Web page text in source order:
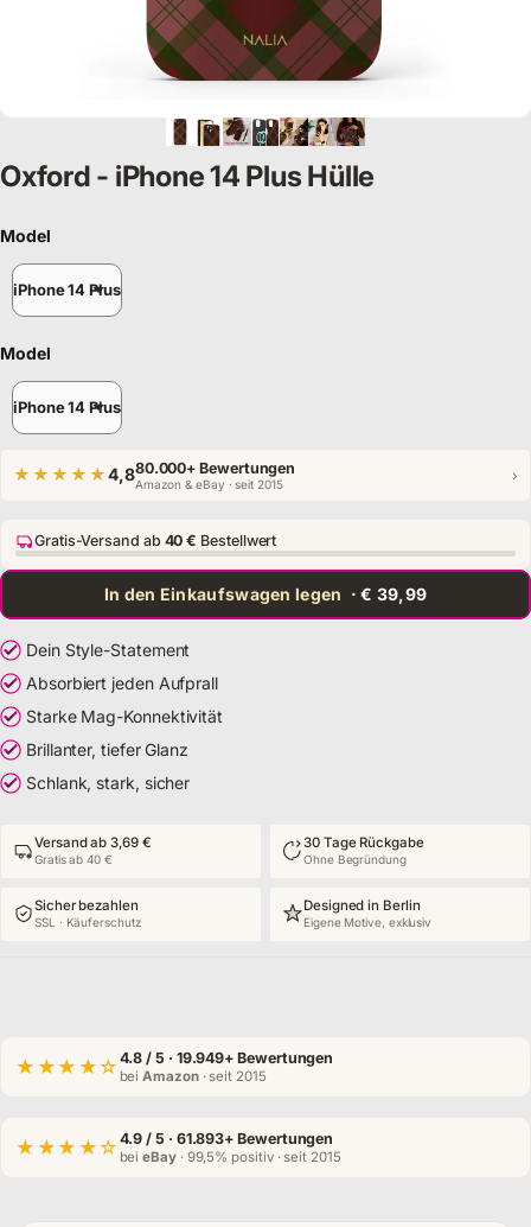
Oxford - iPhone 14 Plus Hülle
Model
Model
iPhone 14 Plus
Model
Model
iPhone 14 Plus
★★★★★4,880.000+ Bewertungen
Amazon & eBay · seit 2015 ›
Gratis-Versand ab 40 € Bestellwert
In den Einkaufswagen legen · € 39,99
Dein Style-Statement
Absorbiert jeden Aufprall
Starke Mag-Konnektivität
Brillanter, tiefer Glanz
Schlank, stark, sicher
Versand ab 3,69 €
Gratis ab 40 €
30 Tage Rückgabe
Ohne Begründung
Sicher bezahlen
SSL · Käuferschutz
Designed in Berlin
Eigene Motive, exklusiv
★★★★☆ 4.8 / 5 · 19.949+ Bewertungen
beiAmazon· seit 2015
★★★★☆ 4.9 / 5 · 61.893+ Bewertungen
beieBay· 99,5% positiv · seit 2015